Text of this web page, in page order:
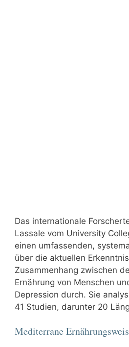
Das internationale
Lassale vom University
einen umfassenden,
über die aktuellen
Zusammenhang zwischen
Ernährung von Menschen
Depression durch. Sie
41 Studien, darunter 20
Mediterrane